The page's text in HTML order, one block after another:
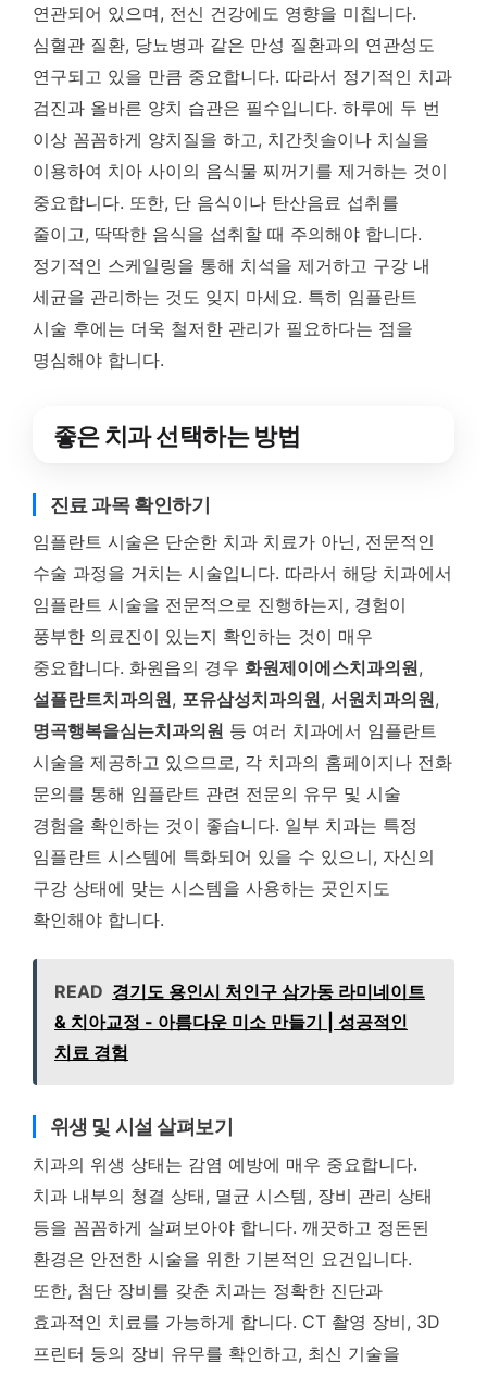
연관되어 있으며, 전신 건강에도 영향을 미칩니다.
심혈관 질환, 당뇨병과 같은 만성 질환과의 연관성도
연구되고 있을 만큼 중요합니다. 따라서 정기적인 치과
검진과 올바른 양치 습관은 필수입니다. 하루에 두 번
이상 꼼꼼하게 양치질을 하고, 치간칫솔이나 치실을
이용하여 치아 사이의 음식물 찌꺼기를 제거하는 것이
중요합니다. 또한, 단 음식이나 탄산음료 섭취를
줄이고, 딱딱한 음식을 섭취할 때 주의해야 합니다.
정기적인 스케일링을 통해 치석을 제거하고 구강 내
세균을 관리하는 것도 잊지 마세요. 특히 임플란트
시술 후에는 더욱 철저한 관리가 필요하다는 점을
명심해야 합니다.
좋은 치과 선택하는 방법
진료 과목 확인하기
임플란트 시술은 단순한 치과 치료가 아닌, 전문적인
수술 과정을 거치는 시술입니다. 따라서 해당 치과에서
임플란트 시술을 전문적으로 진행하는지, 경험이
풍부한 의료진이 있는지 확인하는 것이 매우
중요합니다. 화원읍의 경우 화원제이에스치과의원,
설플란트치과의원, 포유삼성치과의원, 서원치과의원,
명곡행복을심는치과의원 등 여러 치과에서 임플란트
시술을 제공하고 있으므로, 각 치과의 홈페이지나 전화
문의를 통해 임플란트 관련 전문의 유무 및 시술
경험을 확인하는 것이 좋습니다. 일부 치과는 특정
임플란트 시스템에 특화되어 있을 수 있으니, 자신의
구강 상태에 맞는 시스템을 사용하는 곳인지도
확인해야 합니다.
READ 경기도 용인시 처인구 삼가동 라미네이트
& 치아교정 - 아름다운 미소 만들기 | 성공적인
치료 경험
위생 및 시설 살펴보기
치과의 위생 상태는 감염 예방에 매우 중요합니다.
치과 내부의 청결 상태, 멸균 시스템, 장비 관리 상태
등을 꼼꼼하게 살펴보아야 합니다. 깨끗하고 정돈된
환경은 안전한 시술을 위한 기본적인 요건입니다.
또한, 첨단 장비를 갖춘 치과는 정확한 진단과
효과적인 치료를 가능하게 합니다. CT 촬영 장비, 3D
프린터 등의 장비 유무를 확인하고, 최신 기술을